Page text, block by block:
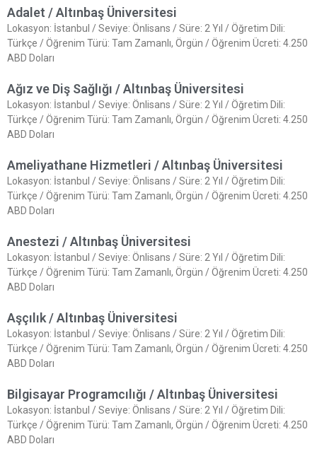
Adalet / Altınbaş Üniversitesi
Lokasyon: İstanbul / Seviye: Önlisans / Süre: 2 Yıl / Öğretim Dili:
Türkçe / Öğrenim Türü: Tam Zamanlı, Örgün / Öğrenim Ücreti: 4.250
ABD Doları
Ağız ve Diş Sağlığı / Altınbaş Üniversitesi
Lokasyon: İstanbul / Seviye: Önlisans / Süre: 2 Yıl / Öğretim Dili:
Türkçe / Öğrenim Türü: Tam Zamanlı, Örgün / Öğrenim Ücreti: 4.250
ABD Doları
Ameliyathane Hizmetleri / Altınbaş Üniversitesi
Lokasyon: İstanbul / Seviye: Önlisans / Süre: 2 Yıl / Öğretim Dili:
Türkçe / Öğrenim Türü: Tam Zamanlı, Örgün / Öğrenim Ücreti: 4.250
ABD Doları
Anestezi / Altınbaş Üniversitesi
Lokasyon: İstanbul / Seviye: Önlisans / Süre: 2 Yıl / Öğretim Dili:
Türkçe / Öğrenim Türü: Tam Zamanlı, Örgün / Öğrenim Ücreti: 4.250
ABD Doları
Aşçılık / Altınbaş Üniversitesi
Lokasyon: İstanbul / Seviye: Önlisans / Süre: 2 Yıl / Öğretim Dili:
Türkçe / Öğrenim Türü: Tam Zamanlı, Örgün / Öğrenim Ücreti: 4.250
ABD Doları
Bilgisayar Programcılığı / Altınbaş Üniversitesi
Lokasyon: İstanbul / Seviye: Önlisans / Süre: 2 Yıl / Öğretim Dili:
Türkçe / Öğrenim Türü: Tam Zamanlı, Örgün / Öğrenim Ücreti: 4.250
ABD Doları